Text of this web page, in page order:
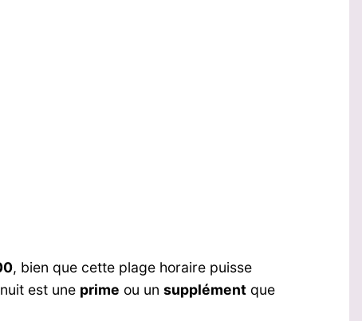
, bien que cette plage horaire puisse
est une prime ou un supplémentque